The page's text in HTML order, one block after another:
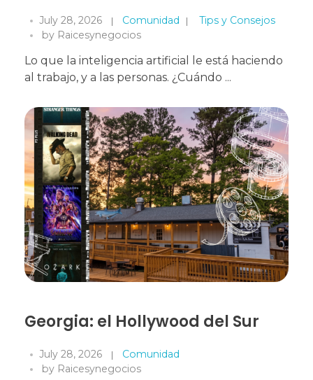
July 28, 2026 Comunidad
Tips y Consejos
by Raicesynegocios
Lo que la inteligencia artificial le está haciendo
al trabajo, y a las personas. ¿Cuándo ...
Georgia: el Hollywood del Sur
July 28, 2026
Comunidad
by Raicesynegocios